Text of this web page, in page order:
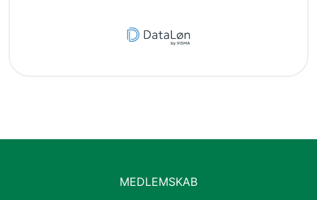
MEDLEMSKAB